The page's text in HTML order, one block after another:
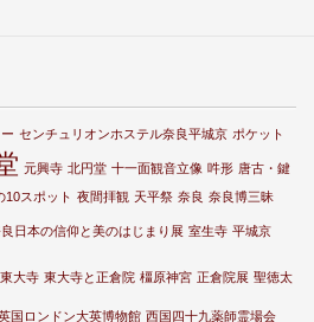
センチュリオンホステル奈良平城京 ポケット
元興寺 北円堂 十一面観音立像 吽形 唐古・鍵
10スポット 夜間拝観 天平祭 奈良 奈良博三昧
日本の信仰と美のはじまり展 室生寺 平城京
東大寺 東大寺と正倉院 橿原神宮 正倉院展 聖徳太
国ロンドン大英博物館 西国四十九薬師霊場会